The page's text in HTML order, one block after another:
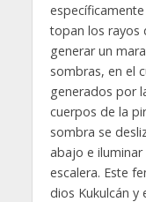
topan los rayos
generar un
sombras, en el
generados por
cuerpos de la
sombra se
abajo e
escalera. Este
dios Kukulcán y